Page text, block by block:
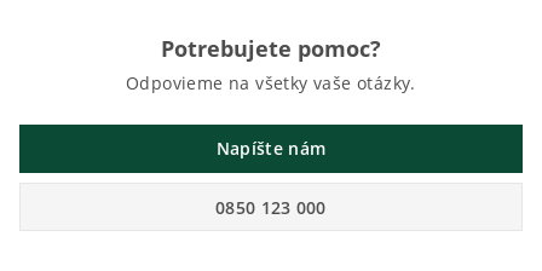
Potrebujete pomoc?
Odpovieme na všetky vaše otázky.
Napíšte nám
0850 123 000